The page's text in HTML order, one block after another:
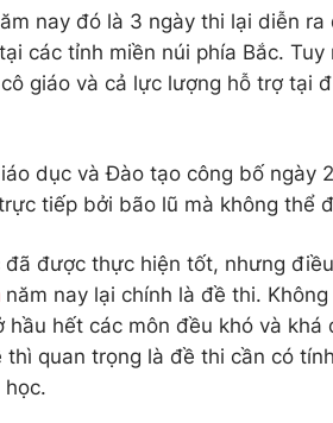
nay đó là 3 ngày thi lại diễn
các tỉnh miền núi phía Bắc.
giáo và cả lực lượng hỗ trợ tại
dục và Đào tạo công bố ngày
tiếp bởi bão lũ mà không thể
được thực hiện tốt, nhưng
năm nay lại chính là đề thi.
hết các môn đều khó và khá
quan trọng là đề thi cần có